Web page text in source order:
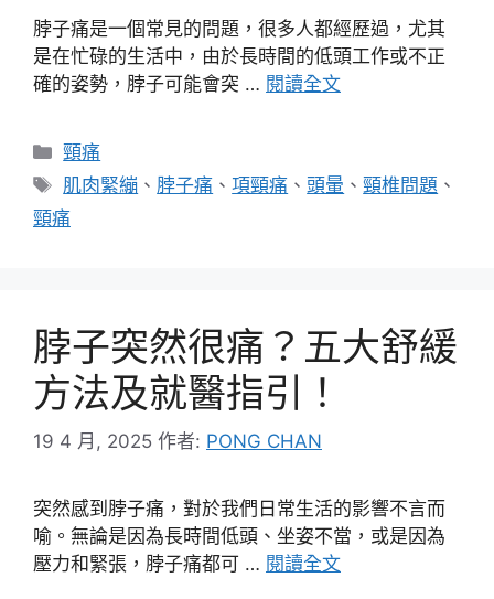
脖子痛是一個常見的問題，很多人都經歷過，尤其
是在忙碌的生活中，由於長時間的低頭工作或不正
確的姿勢，脖子可能會突 … 閱讀全文
分
類
頸痛
標
籤
肌肉緊繃 、 脖子痛 、項頸痛 、頭暈 、頸椎問題 、
頸痛
脖子突然很痛？五大舒緩
方法及就醫指引！
19 4 月, 2025 作者: PONG CHAN
突然感到脖子痛，對於我們日常生活的影響不言而
喻。無論是因為長時間低頭、坐姿不當，或是因為
壓力和緊張，脖子痛都可 … 閱讀全文